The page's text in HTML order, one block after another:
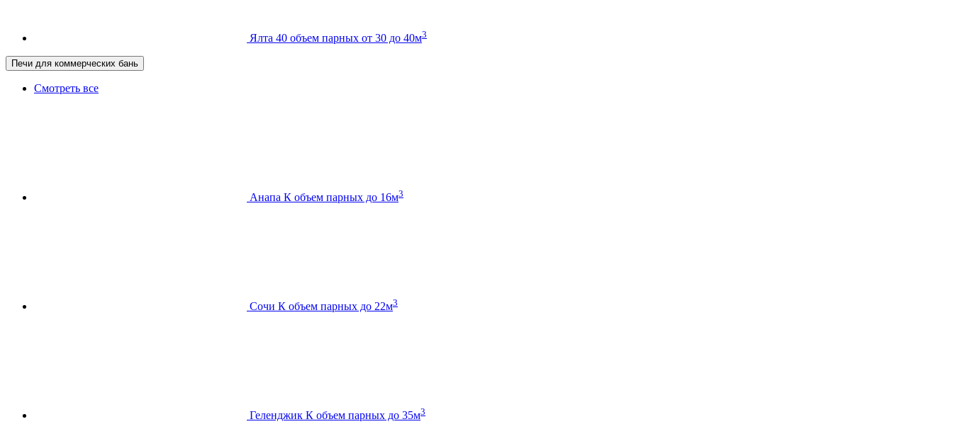
Ялта 40 объем парных от 30 до 40м3
Печи для коммерческих бань
Смотреть все
Анапа К объем парных до 16м3
Сочи К объем парных до 22м3
Геленджик К объем парных до 35м3